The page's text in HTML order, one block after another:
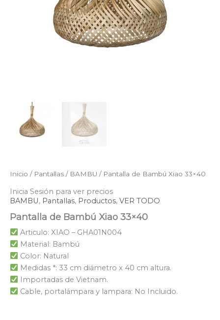
Inicio / Pantallas / BAMBU / Pantalla de Bambú Xiao 33×40
Inicia Sesión para ver precios
BAMBU, Pantallas, Productos, VER TODO
Pantalla de Bambú Xiao 33×40
Articulo: XIAO – GHA01N004
Material: Bambú
Color: Natural
Medidas *: 33 cm diámetro x 40 cm altura.
Importadas de Vietnam.
Cable, portalámpara y lampara: No Incluido.